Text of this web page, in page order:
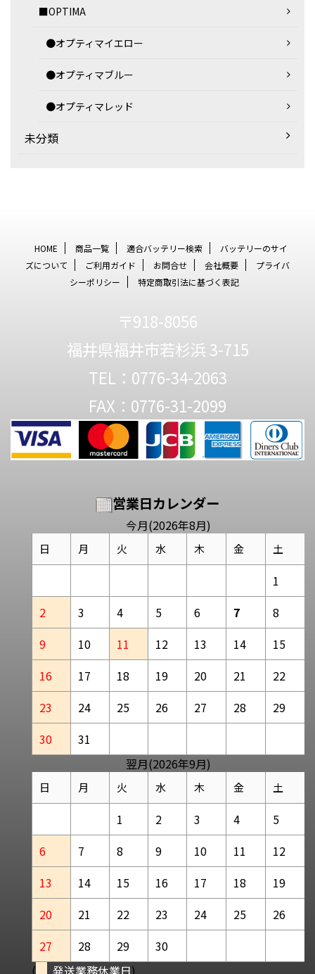
■OPTIMA
●オプティマイエロー
●オプティマブルー
●オプティマレッド
未分類
HOME 商品一覧 適合バッテリー検索
バッテリーのサイ
ズについて
ご利用ガイド お問合せ 会社概要
プライバ
シーポリシー
特定商取引法に基づく表記
〒918-8056
福井県福井市若杉浜 3-715
TEL：0776-34-2063
FAX：0776-31-2099
営業日カレンダー
今月(2026年8月)
日 月 火 水 木 金 土
1
2
3 4 5 6 7
8
9
10 11 12 13 14
15
16
17 18 19 20 21
22
23
24 25 26 27 28
29
30
31
翌月(2026年9月)
日 月 火 水 木 金 土
1 2 3 4
5
6
7 8 9 10 11
12
13
14 15 16 17 18
19
20
21 22 23 24 25
26
27
28 29
30
(
発送業務休業日)